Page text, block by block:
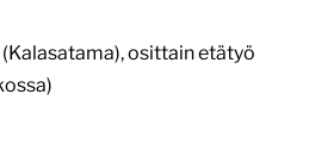
osittain etätyö